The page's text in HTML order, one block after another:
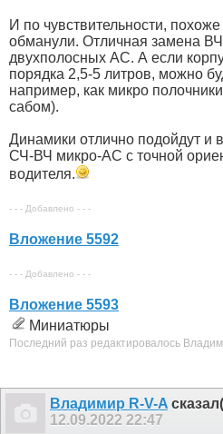
И по чувствительности,
обманули. Отличная замена
двухполосных АС. А если
порядка 2,5-5 литров, можно
например, как микро
сабом).
Динамики отлично подойдут и
СЧ-ВЧ микро-АС с точной
водителя.
- - - Добавлено - - -
Вложение 5592
- - - Добавлено - - -
Вложение 5593
Миниатюры
Последний раз редактировалось
Владимир R-V-A
12.09.2022 22:47